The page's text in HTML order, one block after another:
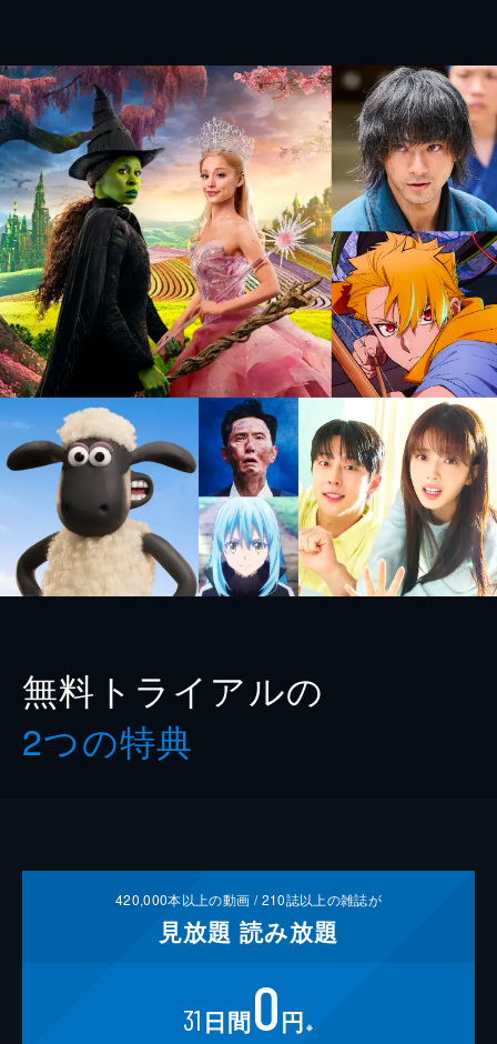
無料トライアルの
2つの特典
420,000本以上の動画 /210誌以上の雑誌が
見放題 読み放題
31 日間0円 ※